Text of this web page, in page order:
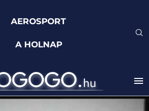
AEROSPORT
A HOLNAP